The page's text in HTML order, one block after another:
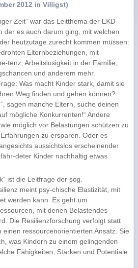
2012 in Villigst)
Zeit“ war das Leitthema der EKD-
der es auch darum ging, mit welchen
heutzutage zurecht kommen müssen:
Elternbeziehungen, mit
tenz, Arbeitslosigkeit in der Familie,
und anderem mehr.
Was macht Kinder stark, damit sie
Weg finden und gehen können?
sagen manche Eltern, suche deinen
mögliche Konkurrenten!“ Andere
möglich vor Belastungen schützen zu
zu ersparen. Oder es
aussichtslos erscheinender
deter Kinder nachhaltig etwas
ist die Leitfrage der sog.
meint psy-chische Elastizität, mit
werden kann. Es geht um
mit denen Belastendes
Die Resilienzforschung verfolgt statt
ressourcenorientierten Ansatz. Sie
was Kindern zu einem gelingenden
Fähigkeiten, Stärken und Potentiale